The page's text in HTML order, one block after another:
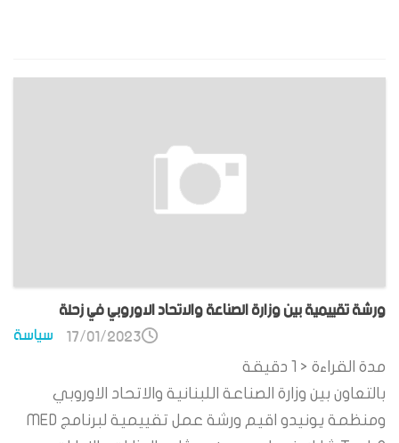
ورشة تقييمية بين وزارة الصناعة والاتحاد الاوروبي في زحلة
سياسة 17/01/2023
مدة القراءة < 1
دقيقة
بالتعاون بين وزارة الصناعة اللبنانية والاتحاد الاوروبي
ومنظمة يونيدو اقيم ورشة عمل تقييمية لبرنامج MED